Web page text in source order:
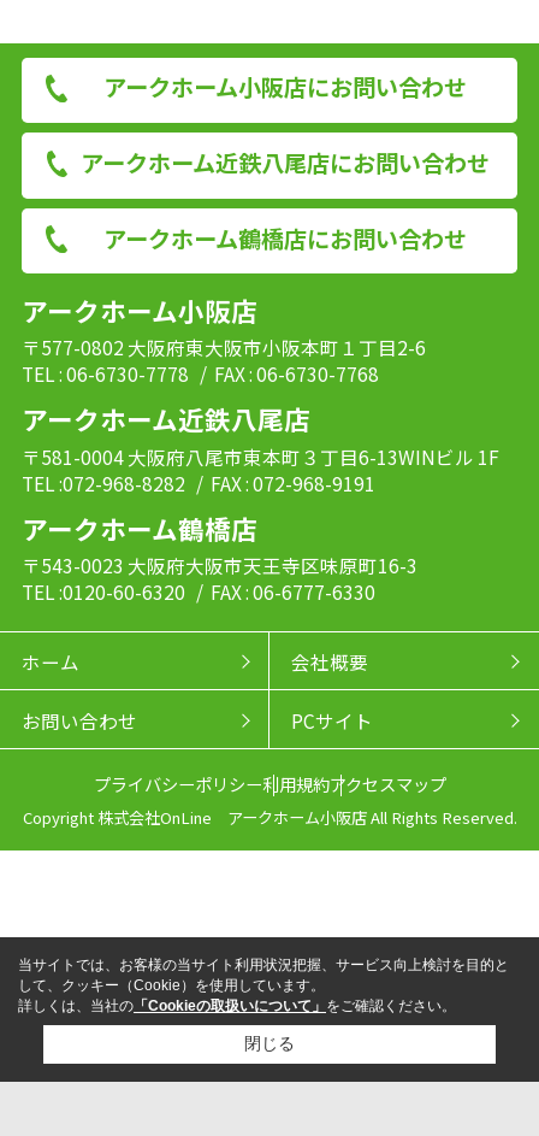
アークホーム小阪店にお問い合わせ
アークホーム近鉄八尾店にお問い合わせ
アークホーム鶴橋店にお問い合わせ
アークホーム小阪店
〒577-0802 大阪府東大阪市小阪本町１丁目2-6
TEL : 06-6730-7778 / FAX : 06-6730-7768
アークホーム近鉄八尾店
〒581-0004 大阪府八尾市東本町３丁目6-13WINビル 1F
TEL :072-968-8282 / FAX : 072-968-9191
アークホーム鶴橋店
〒543-0023 大阪府大阪市天王寺区味原町16-3
TEL :0120-60-6320 / FAX : 06-6777-6330
ホーム 会社概要
お問い合わせ PCサイト
プライバシーポリシー利用規約アクセスマップ
Copyright 株式会社OnLine アークホーム小阪店 All Rights Reserved.
LINEからお問い合わせ
当サイトでは、お客様の当サイト利用状況把握、サービス向上検討を目的と
して、クッキー（Cookie）を使用しています。
詳しくは、当社の 「Cookieの取扱いについて」 をご確認ください。
閉じる